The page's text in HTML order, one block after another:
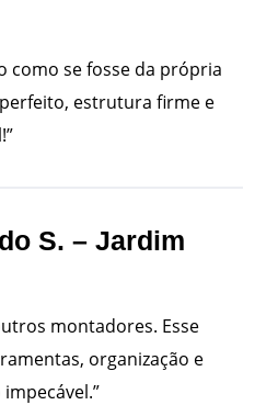
como se fosse da própria
estrutura firme e
S. – Jardim
montadores. Esse
organização e